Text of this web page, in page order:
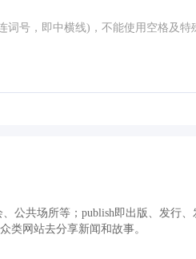
号，即中横线)，不能使用空格及特
公共场所等；publish即出版、发行
类网站去分享新闻和故事。